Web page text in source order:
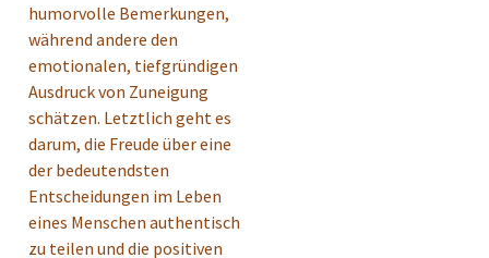
humorvolle Bemerkungen,
während andere den
emotionalen, tiefgründigen
Ausdruck von Zuneigung
schätzen. Letztlich geht es
darum, die Freude über eine
der bedeutendsten
Entscheidungen im Leben
eines Menschen authentisch
zu teilen und die positiven